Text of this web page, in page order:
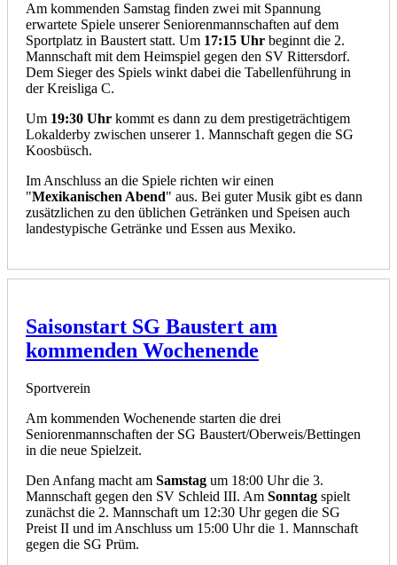
Am kommenden Samstag finden zwei mit Spannung
erwartete Spiele unserer Seniorenmannschaften auf dem
Sportplatz in Baustert statt. Um 17:15 Uhr beginnt die 2.
Mannschaft mit dem Heimspiel gegen den SV Rittersdorf.
Dem Sieger des Spiels winkt dabei die Tabellenführung in
der Kreisliga C.
Um 19:30 Uhr kommt es dann zu dem prestigeträchtigem
Lokalderby zwischen unserer 1. Mannschaft gegen die SG
Koosbüsch.
Im Anschluss an die Spiele richten wir einen
"Mexikanischen Abend" aus. Bei guter Musik gibt es dann
zusätzlichen zu den üblichen Getränken und Speisen auch
landestypische Getränke und Essen aus Mexiko.
Saisonstart SG Baustert am
kommenden Wochenende
Sportverein
Am kommenden Wochenende starten die drei
Seniorenmannschaften der SG Baustert/Oberweis/Bettingen
in die neue Spielzeit.
Den Anfang macht am Samstag um 18:00 Uhr die 3.
Mannschaft gegen den SV Schleid III. Am Sonntag spielt
zunächst die 2. Mannschaft um 12:30 Uhr gegen die SG
Preist II und im Anschluss um 15:00 Uhr die 1. Mannschaft
gegen die SG Prüm.